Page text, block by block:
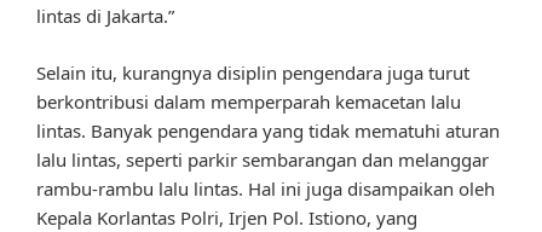
lintas di Jakarta.”
Selain itu, kurangnya disiplin pengendara juga turut
berkontribusi dalam memperparah kemacetan lalu
lintas. Banyak pengendara yang tidak mematuhi aturan
lalu lintas, seperti parkir sembarangan dan melanggar
rambu-rambu lalu lintas. Hal ini juga disampaikan oleh
Kepala Korlantas Polri, Irjen Pol. Istiono, yang